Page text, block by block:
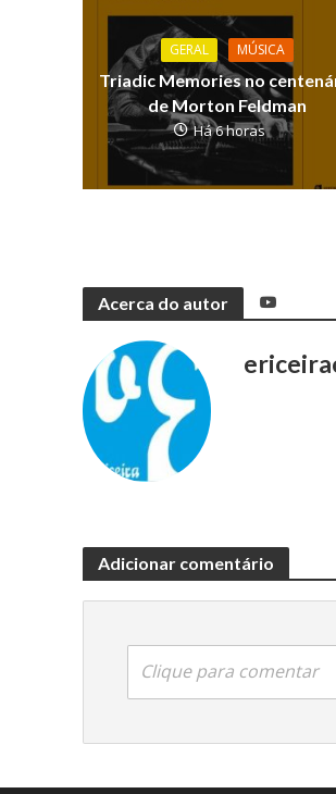
GERAL MÚSICA
Triadic Memories no
de Morton Feldman
Há 6 horas
Acerca do autor
Adicionar comentário
Clique para comentar